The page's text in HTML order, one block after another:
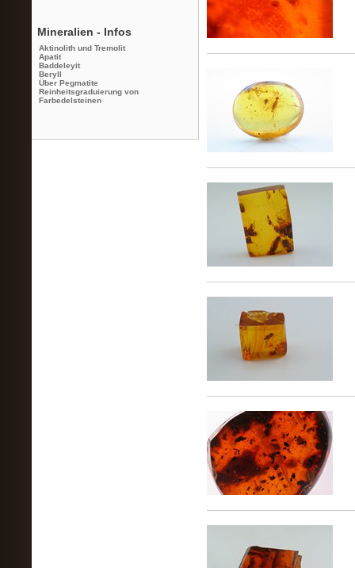
Mineralien - Infos
Aktinolith und Tremolit
Apatit
Baddeleyit
Beryll
Über Pegmatite
Reinheitsgraduierung von
Farbedelsteinen